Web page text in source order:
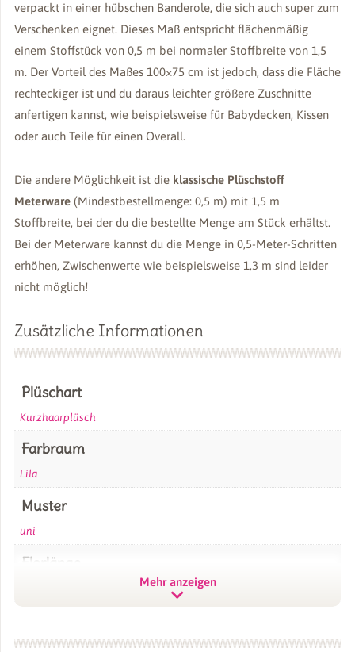
verpackt in einer hübschen Banderole, die sich auch super zum
Verschenken eignet. Dieses Maß entspricht flächenmäßig
einem Stoffstück von 0,5 m bei normaler Stoffbreite von 1,5
m. Der Vorteil des Maßes 100×75 cm ist jedoch, dass die Fläche
rechteckiger ist und du daraus leichter größere Zuschnitte
anfertigen kannst, wie beispielsweise für Babydecken, Kissen
oder auch Teile für einen Overall.
Die andere Möglichkeit ist dieklassische Plüschstoff
Meterware(Mindestbestellmenge: 0,5 m) mit 1,5 m
Stoffbreite, bei der du die bestellte Menge am Stück erhältst.
Bei der Meterware kannst du die Menge in 0,5-Meter-Schritten
erhöhen, Zwischenwerte wie beispielsweise 1,3 m sind leider
nicht möglich!
Zusätzliche Informationen
Plüschart
Kurzhaarplüsch
Farbraum
Lila
Muster
uni
Florlänge
1,5 mm SuperSoft SHORTY
kullaloo
Mehr anzeigen